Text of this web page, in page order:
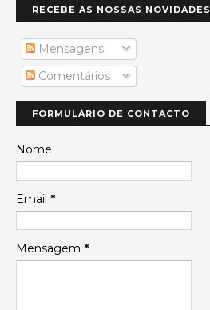
RECEBE AS NOSSAS NOVIDADES
Mensagens
Comentários
FORMULÁRIO DE CONTACTO
Nome
Email *
Mensagem *